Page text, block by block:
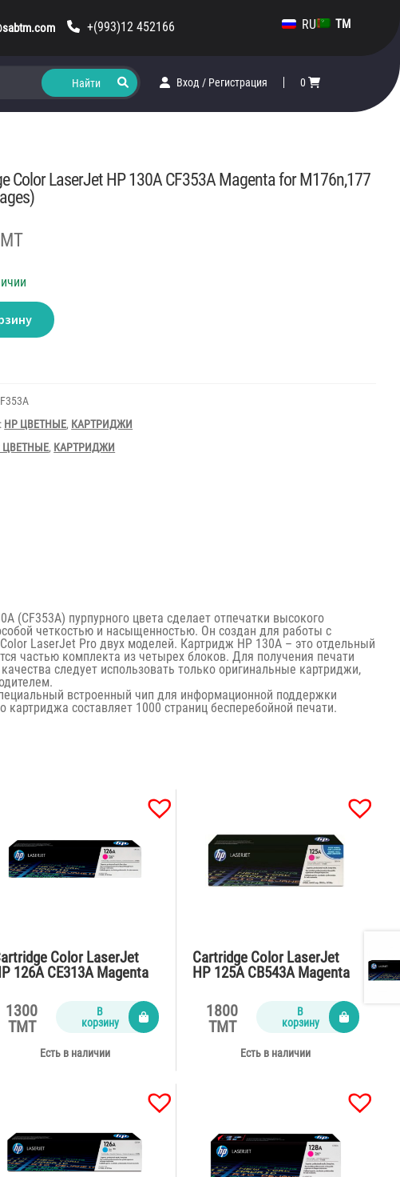
+(993)12 452166 RU TM
Вход / Регистрация 0
Color LaserJet HP 130A CF353A Magenta for M176n,177
HP ЦВЕТНЫЕ, КАРТРИДЖИ
ЦВЕТНЫЕ, КАРТРИДЖИ
(CF353A) пурпурного цвета сделает отпечатки высокого
четкостью и насыщенностью. Он создан для работы с
LaserJet Pro двух моделей. Картридж HP 130A – это отдельный
частью комплекта из четырех блоков. Для получения печати
следует использовать только оригинальные картриджи,
встроенный чип для информационной поддержки
картриджа составляет 1000 страниц бесперебойной печати.
Color LaserJet
126A CE313A Magenta
(1000 pages)
1300
TMT
В
корзину
Есть в наличии
Cartridge Color LaserJet
HP 125A CB543A Magenta
CP1215,CM1312,CP1515n
(1400 pages)
1800
TMT
В
корзину
Есть в наличии